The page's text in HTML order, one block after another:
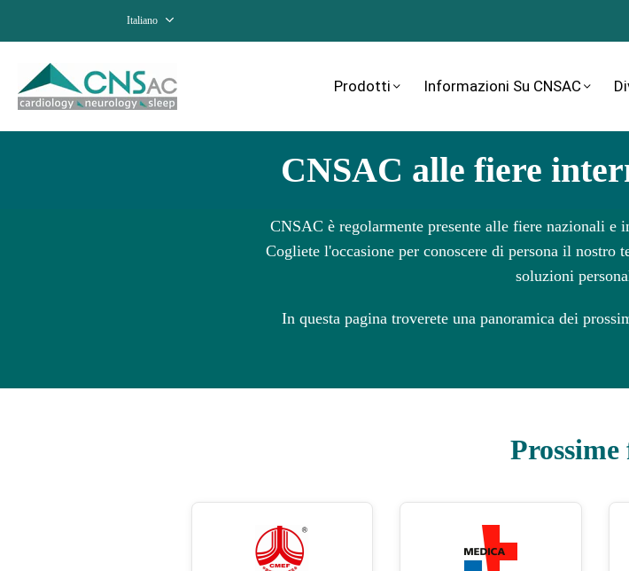
Italiano
Prodotti Informazioni Su CNSAC
CNSAC alle fiere
CNSAC è regolarmente presente alle fiere nazionali e
Cogliete l'occasione per conoscere di persona il
soluzioni
In questa pagina troverete una panoramica dei
Prossime